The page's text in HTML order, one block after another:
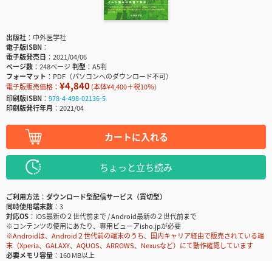
出版社
中外医学社
電子版ISBN
電子版発売日
2021/04/06
ページ数
248ページ判型
A5判
フォーマット
PDF（パソコンへのダウンロード不可）
電子版販売価格： ¥4,840(本体¥4,400＋税10％)
印刷版ISBN
978-4-498-02136-5
印刷版発行年月
2021/04
カートに入れる
ちょっと立ち読み
ご利用方法
ダウンロード型配信サービス（買切型）
同時使用端末数
3
対応OS
iOS最新の２世代前まで / Android最新の２世代前まで
※コンテンツの使用にあたり、専用ビューアisho.jpが必要
※Androidは、Android２世代前の端末のうち、国内キャリア経由で販売されている端
末（Xperia、GALAXY、AQUOS、ARROWS、Nexusなど）にて動作確認しています
必要メモリ容量
160 MB以上